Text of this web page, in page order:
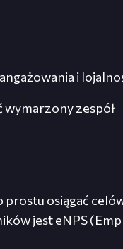
i
wymarzony zespół
osiągać
jest eNPS